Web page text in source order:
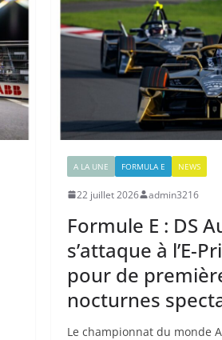
A LA UNE FORMULA E NEWS
22 juillet 2026 admin3216
Formule E : DS
s’attaque à l’E-
pour de
nocturnes
Le championnat du monde